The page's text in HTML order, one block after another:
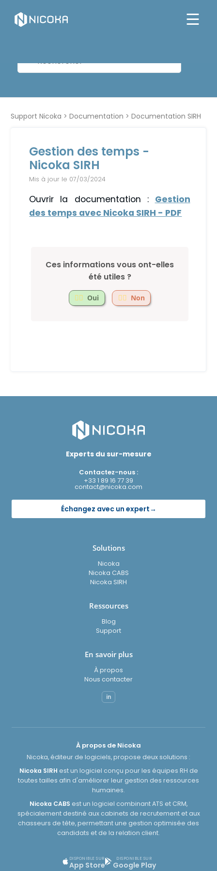
Support Nicoka Documentation Documentation SIRH
Gestion des temps -
Nicoka SIRH
Mis à jour le 07/03/2024
Ouvrir la documentation : Gestion
des temps avec Nicoka SIRH - PDF
Ces informations vous ont-elles
été utiles ?
Oui Non
Experts du sur-mesure
Contactez-nous :
+33 1 89 16 77 39
contact@nicoka.com
Échangez avec un expert→
Solutions
Nicoka
Nicoka CABS
Nicoka SIRH
Ressources
Blog
Support
En savoir plus
À propos
Nous contacter
in
À propos de Nicoka
Nicoka, éditeur de logiciels, propose deux solutions :
Nicoka SIRH est un logiciel conçu pour les équipes RH de
toutes tailles afin d'améliorer leur gestion des ressources
humaines.
Nicoka CABS est un logiciel combinant ATS et CRM,
spécialement destiné aux cabinets de recrutement et aux
chasseurs de tête, permettant une gestion optimisée des
candidats et de la relation client.
DISPONIBLE SUR
App Store
DISPONIBLE SUR
Google Play